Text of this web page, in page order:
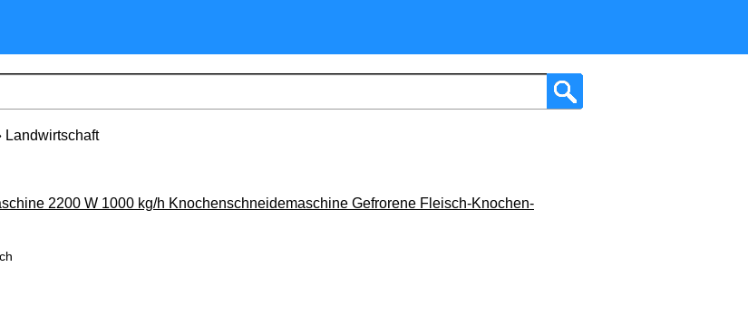
Landwirtschaft
2200 W 1000 kg/h Knochenschneidemaschine Gefrorene Fleisch-Knochen-